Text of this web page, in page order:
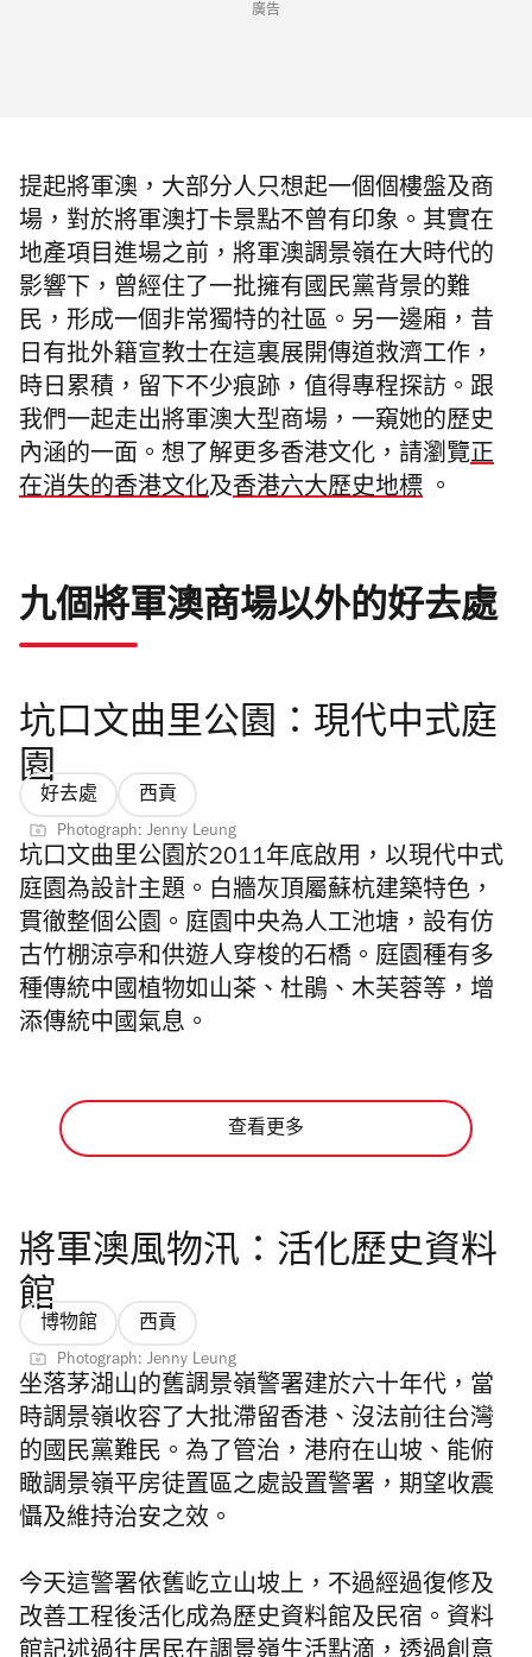
廣告
提起將軍澳，大部分人只想起一個個樓盤及商
場，對於將軍澳打卡景點不曾有印象。其實在
地產項目進場之前，將軍澳調景嶺在大時代的
影響下，曾經住了一批擁有國民黨背景的難
民，形成一個非常獨特的社區。另一邊廂，昔
日有批外籍宣教士在這裏展開傳道救濟工作，
時日累積，留下不少痕跡，值得專程探訪。跟
我們一起走出將軍澳大型商場，一窺她的歷史
內涵的一面。想了解更多香港文化，請瀏覽正
在消失的香港文化及香港六大歷史地標 。
九個將軍澳商場以外的好去處
坑口文曲里公園：現代中式庭
園
好去處 西貢
Photograph: Jenny Leung
坑口文曲里公園於2011年底啟用，以現代中式
庭園為設計主題。白牆灰頂屬蘇杭建築特色，
貫徹整個公園。庭園中央為人工池塘，設有仿
古竹棚涼亭和供遊人穿梭的石橋。庭園種有多
種傳統中國植物如山茶、杜鵑、木芙蓉等，增
添傳統中國氣息。
查看更多
將軍澳風物汛：活化歷史資料
館
博物館 西貢
Photograph: Jenny Leung
坐落茅湖山的舊調景嶺警署建於六十年代，當
時調景嶺收容了大批滯留香港、沒法前往台灣
的國民黨難民。 為了管治，港府在山坡、能俯
瞰調景嶺平房徒置區之處設置警署，期望收震
懾及維持治安之效。
今天這警署依舊屹立山坡上，不過經過復修及
改善工程後活化成為歷史資料館及民宿 。資料